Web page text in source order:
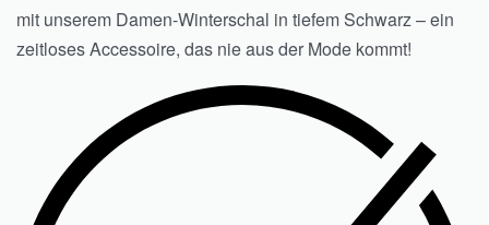
mit unserem Damen-Winterschal in tiefem Schwarz – ein
zeitloses Accessoire, das nie aus der Mode kommt!